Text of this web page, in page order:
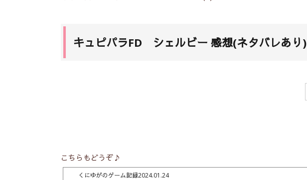
キュピパラFD シェルビー 感想(ネタバレあり)
こちらもどうぞ♪
くにゆがのゲーム記録2024.01.24